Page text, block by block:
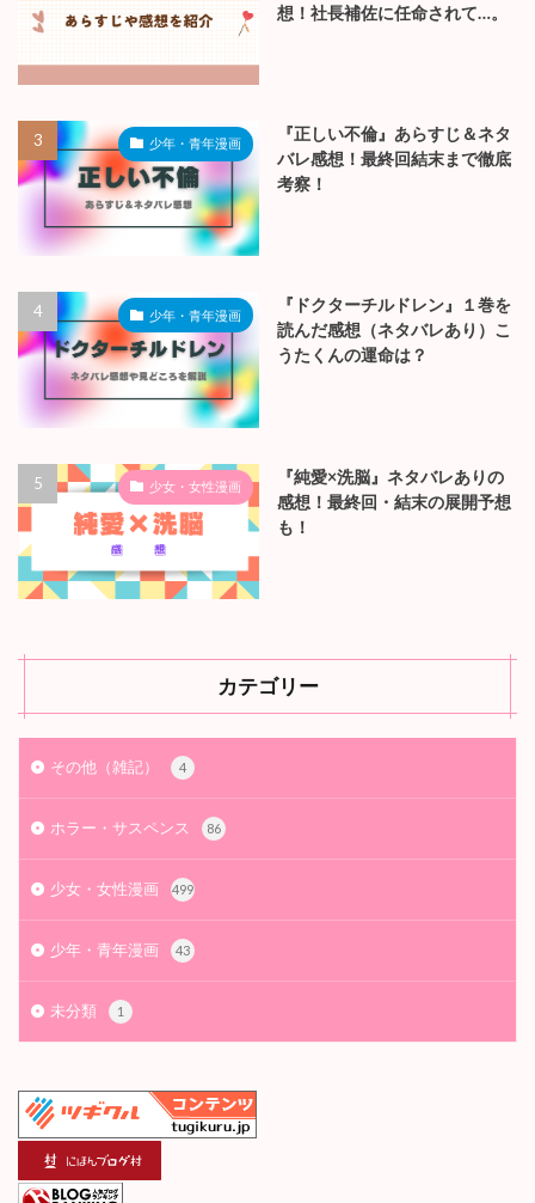
想！社長補佐に任命されて…。
少年・青年漫画
『正しい不倫』あらすじ＆ネタ
バレ感想！最終回結末まで徹底
考察！
少年・青年漫画
『ドクターチルドレン』１巻を
読んだ感想（ネタバレあり）こ
うたくんの運命は？
少女・女性漫画
『純愛×洗脳』ネタバレありの
感想！最終回・結末の展開予想
も！
カテゴリー
その他（雑記） 4
ホラー・サスペンス 86
少女・女性漫画 499
少年・青年漫画 43
未分類 1